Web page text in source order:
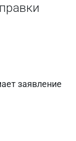
заявление